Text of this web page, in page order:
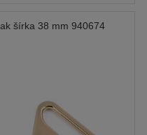
šírka 38 mm 940674